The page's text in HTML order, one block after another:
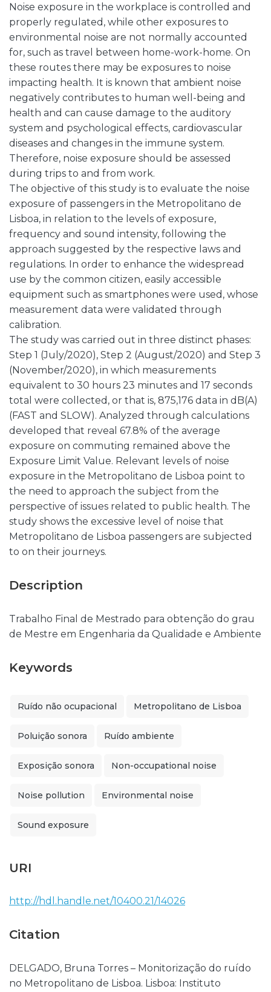
Noise exposure in the workplace is controlled and
properly regulated, while other exposures to
environmental noise are not normally accounted
for, such as travel between home-work-home. On
these routes there may be exposures to noise
impacting health. It is known that ambient noise
negatively contributes to human well-being and
health and can cause damage to the auditory
system and psychological effects, cardiovascular
diseases and changes in the immune system.
Therefore, noise exposure should be assessed
during trips to and from work.
The objective of this study is to evaluate the noise
exposure of passengers in the Metropolitano de
Lisboa, in relation to the levels of exposure,
frequency and sound intensity, following the
approach suggested by the respective laws and
regulations. In order to enhance the widespread
use by the common citizen, easily accessible
equipment such as smartphones were used, whose
measurement data were validated through
calibration.
The study was carried out in three distinct phases:
Step 1 (July/2020), Step 2 (August/2020) and Step 3
(November/2020), in which measurements
equivalent to 30 hours 23 minutes and 17 seconds
total were collected, or that is, 875,176 data in dB(A)
(FAST and SLOW). Analyzed through calculations
developed that reveal 67.8% of the average
exposure on commuting remained above the
Exposure Limit Value. Relevant levels of noise
exposure in the Metropolitano de Lisboa point to
the need to approach the subject from the
perspective of issues related to public health. The
study shows the excessive level of noise that
Metropolitano de Lisboa passengers are subjected
to on their journeys.
Description
Trabalho Final de Mestrado para obtenção do grau
de Mestre em Engenharia da Qualidade e Ambiente
Keywords
Ruído não ocupacional Metropolitano de Lisboa
Poluição sonora Ruído ambiente
Exposição sonora Non-occupational noise
Noise pollution Environmental noise
Sound exposure
URI
http://hdl.handle.net/10400.21/14026
Citation
DELGADO, Bruna Torres – Monitorização do ruído
no Metropolitano de Lisboa. Lisboa: Instituto